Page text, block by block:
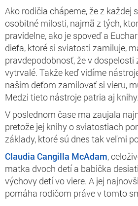
Ako rodičia chápeme, že z každej
osobitné milosti, najmä z tých,
pravidelne, ako je spoveď a
dieťa, ktoré si sviatosti zamiluje,
pravdepodobnosť, že v dospelosti
vytrvalé. Takže keď vidíme
našim deťom zamilovať si vieru,
Medzi tieto nástroje patria aj knihy.
V poslednom čase ma zaujala
pretože jej knihy o sviatostiach
základy, ktoré sú dnes tak veľmi
Claudia Cangilla McAdam,
matka dvoch detí a babička
výchovy detí vo viere. A jej
pomáha rodičom práve v tomto